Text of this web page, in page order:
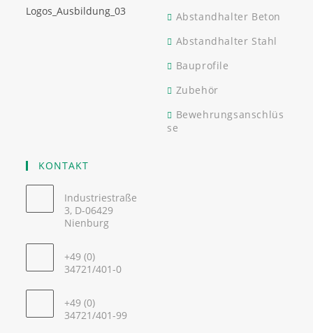
Abstandhalter Beton
Abstandhalter Stahl
Bauprofile
Zubehör
Bewehrungsanschlüs
se
KONTAKT
Industriestraße
3, D-06429
Nienburg
+49 (0)
34721/401-0
+49 (0)
34721/401-99